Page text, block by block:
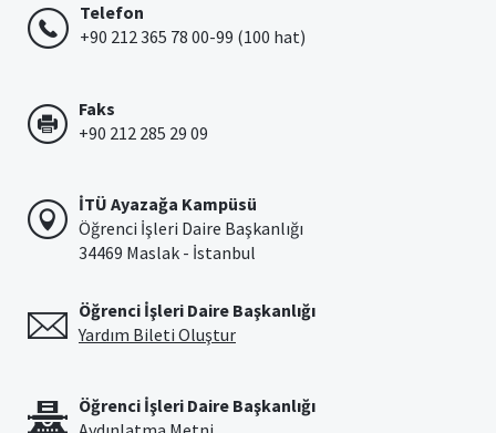
Telefon
+90 212 365 78 00-99 (100 hat)
Faks
+90 212 285 29 09
İTÜ Ayazağa Kampüsü
Öğrenci İşleri Daire Başkanlığı
34469 Maslak - İstanbul
Öğrenci İşleri Daire Başkanlığı
Yardım Bileti Oluştur
Öğrenci İşleri Daire Başkanlığı